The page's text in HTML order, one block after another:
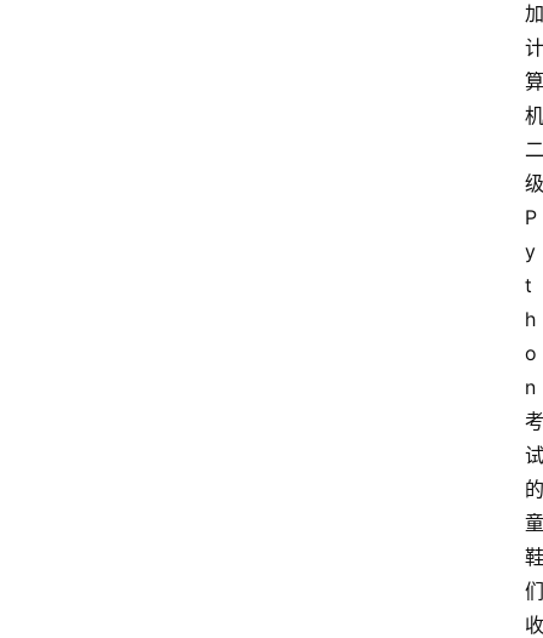
加
计
算
机
二
级
P
y
t
h
o
n
考
试
的
童
鞋
们
收